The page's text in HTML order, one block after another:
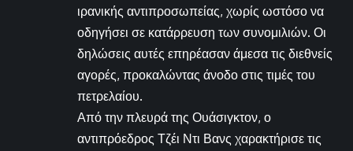
ιρανικής αντιπροσωπείας, χωρίς ωστόσο να
οδηγήσει σε κατάρρευση των συνομιλιών. Οι
δηλώσεις αυτές επηρέασαν άμεσα τις διεθνείς
αγορές, προκαλώντας άνοδο στις τιμές του
πετρελαίου.
Από την πλευρά της Ουάσιγκτον, ο
αντιπρόεδρος Τζέι Ντι Βανς χαρακτήρισε τις